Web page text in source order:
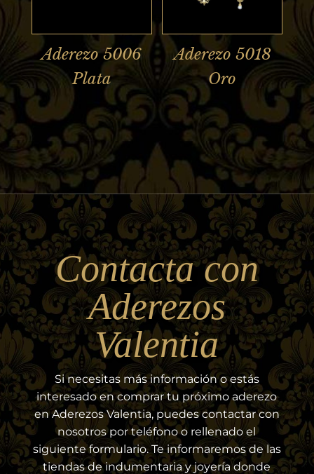
Aderezo 5006
Plata
Aderezo 5018
Oro
Contacta con
Aderezos
Valentia
Si necesitas más información o estás
interesado en comprar tu próximo aderezo
en Aderezos Valentia, puedes contactar con
nosotros por teléfono o rellenado el
siguiente formulario. Te informaremos de las
tiendas de indumentaria y joyería donde